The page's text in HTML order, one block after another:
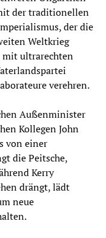
der traditionellen
der die
Weltkrieg
mit ultrarechten
verehren.
Außenminister
Kollegen John
von einer
die Peitsche,
Kerry
drängt, lädt
neue